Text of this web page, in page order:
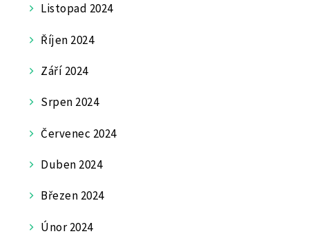
Listopad 2024
Říjen 2024
Září 2024
Srpen 2024
Červenec 2024
Duben 2024
Březen 2024
Únor 2024